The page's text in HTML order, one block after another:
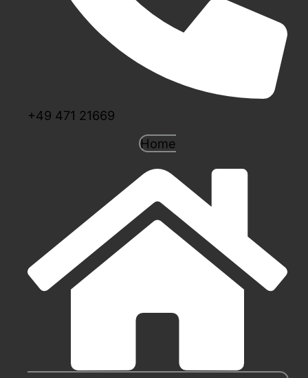
+49 471 21669
Home